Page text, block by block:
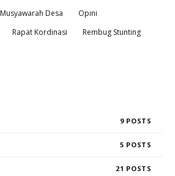
Musyawarah Desa
Opini
Rapat Kordinasi
Rembug Stunting
9
5
21